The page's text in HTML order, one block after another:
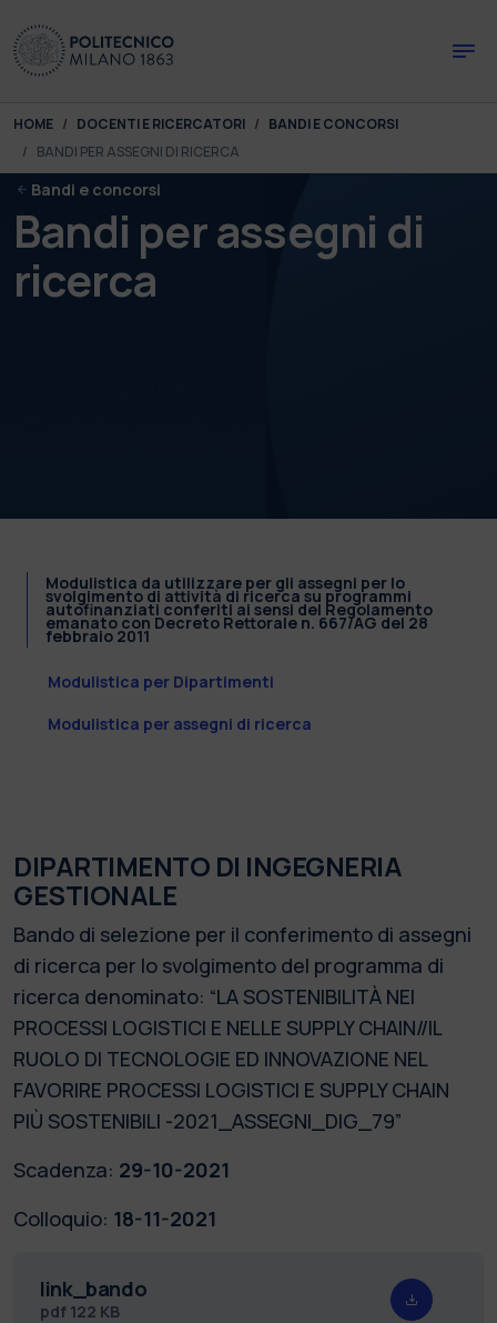
You are here:
HOME DOCENTI E RICERCATORI
BANDI E CONCORSI
BANDI PER ASSEGNI DI RICERCA
Bandi e concorsi
Bandi per assegni di
ricerca
Modulistica da utilizzare per gli assegni per lo
svolgimento di attività di ricerca su programmi
autofinanziati conferiti ai sensi del Regolamento
emanato con Decreto Rettorale n. 667/AG del 28
febbraio 2011
Modulistica per Dipartimenti
Modulistica per assegni di ricerca
DIPARTIMENTO DI INGEGNERIA
GESTIONALE
Bando di selezione per il conferimento di assegni
di ricerca per lo svolgimento del programma di
ricerca denominato: “LA SOSTENIBILITÀ NEI
PROCESSI LOGISTICI E NELLE SUPPLY CHAIN//IL
RUOLO DI TECNOLOGIE ED INNOVAZIONE NEL
FAVORIRE PROCESSI LOGISTICI E SUPPLY CHAIN
PIÙ SOSTENIBILI -2021_ASSEGNI_DIG_79”
Scadenza: 29-10-2021
Colloquio: 18-11-2021
link_bando
pdf 122 KB